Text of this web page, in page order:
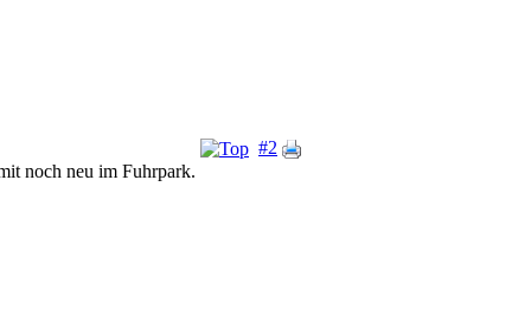
#2
noch neu im Fuhrpark.